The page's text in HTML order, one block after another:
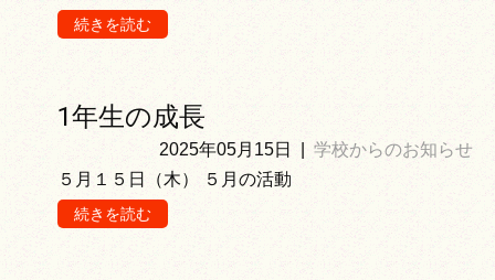
続きを読む
1年生の成長
2025年05月15日
学校からのお知らせ
５月１５日（木） ５月の活動
続きを読む